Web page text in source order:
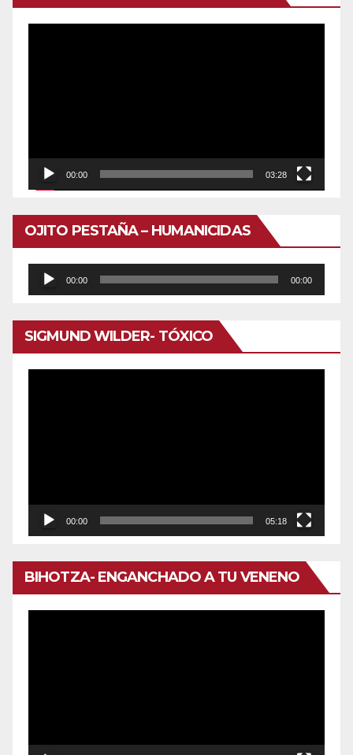
00:00 03:28
OJITO PESTAÑA – HUMANICIDAS
Reproductor
de
audio
00:00 00:00
SIGMUND WILDER- TÓXICO
00:00 05:18
BIHOTZA- ENGANCHADO A TU VENENO